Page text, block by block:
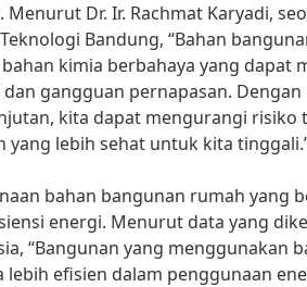
Dr. Ir. Rachmat Karyadi,
Bandung, “Bahan
kimia berbahaya yang dapat
gangguan pernapasan.
kita dapat mengurangi risiko
yang lebih sehat untuk kita
bahan bangunan rumah yang
energi. Menurut data yang
“Bangunan yang menggunakan
efisien dalam penggunaan